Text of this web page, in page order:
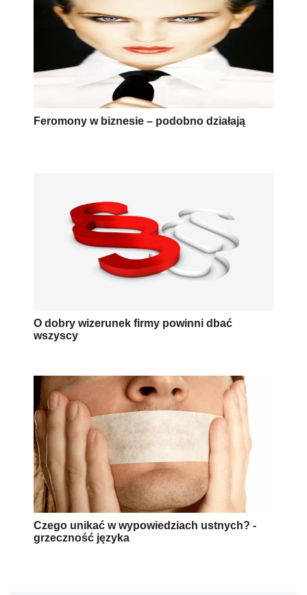
Feromony w biznesie – podobno działają
O dobry wizerunek firmy powinni dbać
wszyscy
Czego unikać w wypowiedziach ustnych? -
grzeczność języka